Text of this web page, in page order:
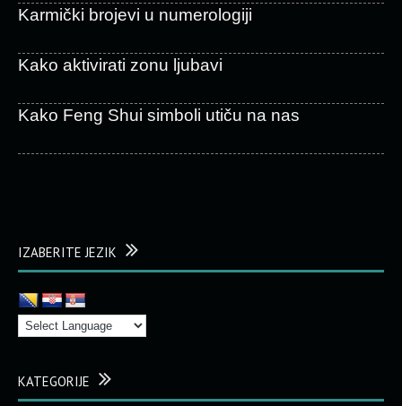
Karmički brojevi u numerologiji
Kako aktivirati zonu ljubavi
Kako Feng Shui simboli utiču na nas
IZABERITE JEZIK
KATEGORIJE